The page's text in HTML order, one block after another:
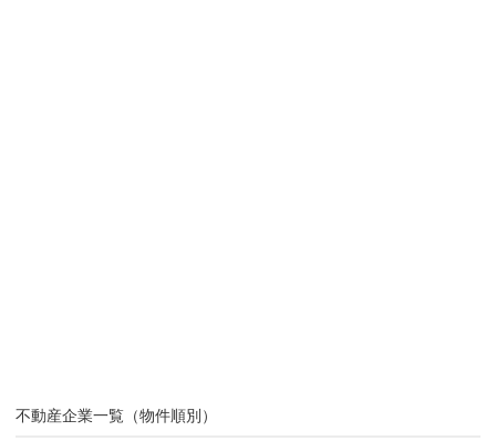
不動産企業一覧（物件順別）